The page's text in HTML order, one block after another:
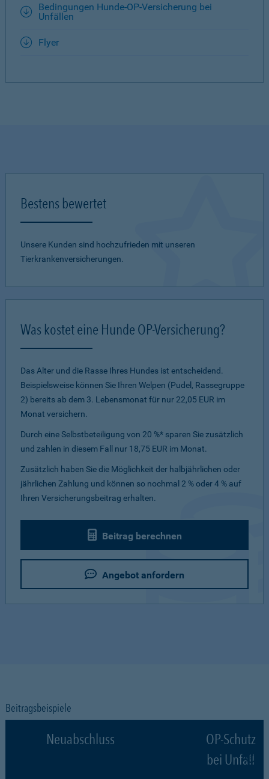
Bedingungen Hunde-OP-Versicherung bei
Unfällen
Flyer
Bestens bewertet
Unsere Kunden sind hochzufrieden mit unseren
Tierkrankenversicherungen.
Was kostet eine Hunde OP-Versicherung?
Das Alter und die Rasse Ihres Hundes ist entscheidend.
Beispielsweise können Sie Ihren Welpen (Pudel, Rassegruppe
2) bereits ab dem 3. Lebensmonat für nur 22,05 EUR im
Monat versichern.
Durch eine Selbstbeteiligung von 20 %* sparen Sie zusätzlich
und zahlen in diesem Fall nur 18,75 EUR im Monat.
Zusätzlich haben Sie die Möglichkeit der halbjährlichen oder
jährlichen Zahlung und können so nochmal 2 % oder 4 % auf
Ihren Versicherungsbeitrag erhalten.
Beitrag berechnen
Angebot anfordern
Beitragsbeispiele
Neuabschluss
OP-Schutz
bei Unfall